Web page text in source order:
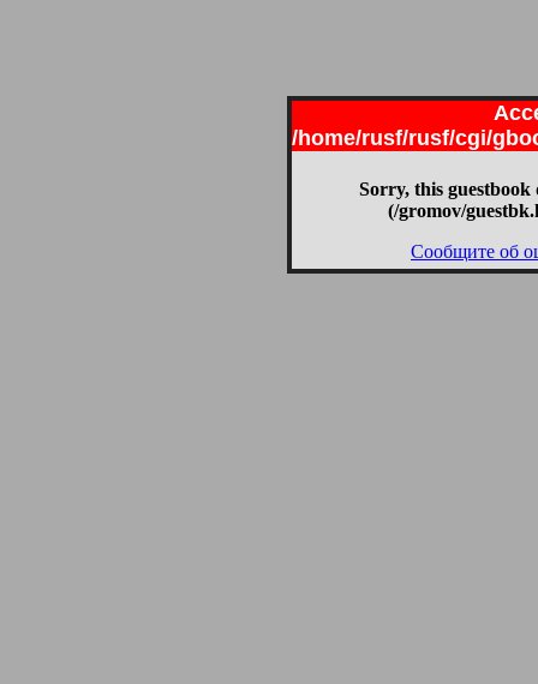
/home/rusf/rusf/cgi/
Sorry, this guestbook
(/gromov/
Сообщите об